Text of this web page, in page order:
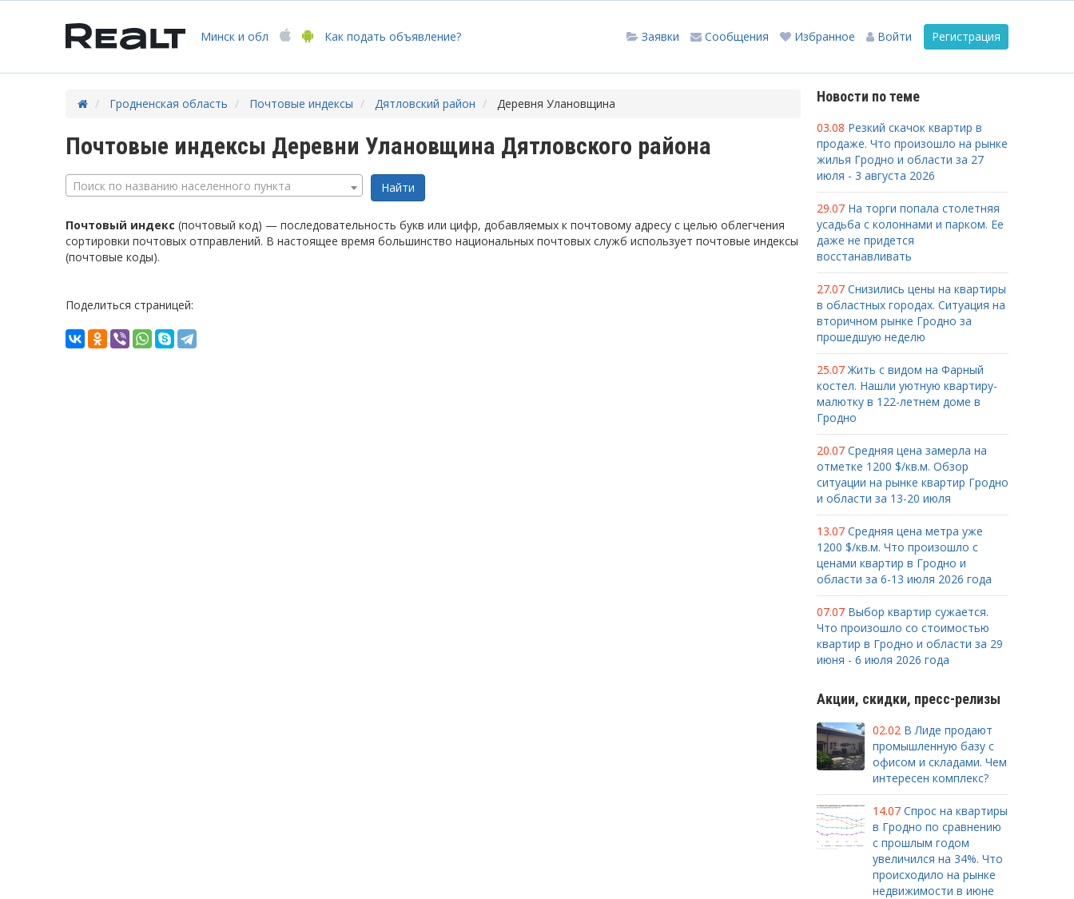
Минск и обл Как подать объявление? Регистрация
Войти
Избранное
Сообщения
Заявки
Гродненская область Почтовые индексы Дятловский район Деревня Улановщина
Почтовые индексы Деревни Улановщина Дятловского района
Поиск по названию населенного пункта
Почтовый индекс (почтовый код) — последовательность букв или цифр, добавляемых к почтовому адресу с целью облегчения
сортировки почтовых отправлений. В настоящее время большинство национальных почтовых служб использует почтовые индексы
(почтовые коды).
Поделиться страницей:
Новости по теме
03.08 Резкий скачок квартир в
продаже. Что произошло на рынке
жилья Гродно и области за 27
июля - 3 августа 2026
29.07 На торги попала столетняя
усадьба с колоннами и парком. Ее
даже не придется
восстанавливать
27.07 Снизились цены на квартиры
в областных городах. Ситуация на
вторичном рынке Гродно за
прошедшую неделю
25.07 Жить с видом на Фарный
костел. Нашли уютную квартиру-
малютку в 122-летнем доме в
Гродно
20.07 Средняя цена замерла на
отметке 1200 $/кв.м. Обзор
ситуации на рынке квартир Гродно
и области за 13-20 июля
13.07 Средняя цена метра уже
1200 $/кв.м. Что произошло с
ценами квартир в Гродно и
области за 6-13 июля 2026 года
07.07 Выбор квартир сужается.
Что произошло со стоимостью
квартир в Гродно и области за 29
июня - 6 июля 2026 года
Акции, скидки, пресс-релизы
02.02 В Лиде продают
промышленную базу с
офисом и складами. Чем
интересен комплекс?
14.07 Спрос на квартиры
в Гродно по сравнению
с прошлым годом
увеличился на 34%. Что
происходило на рынке
недвижимости в июне